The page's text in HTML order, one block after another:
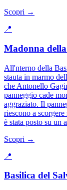
Scopri →
📍
Madonna
All'nterno della
stauta in marmo
che Antonello
panneggio cade
aggraziato. Il
riescono a
è stata posto su un
Scopri →
📍
Basilica del